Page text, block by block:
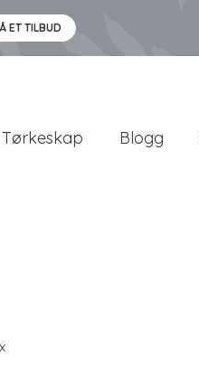
ET TILBUD
Tørkeskap Blogg